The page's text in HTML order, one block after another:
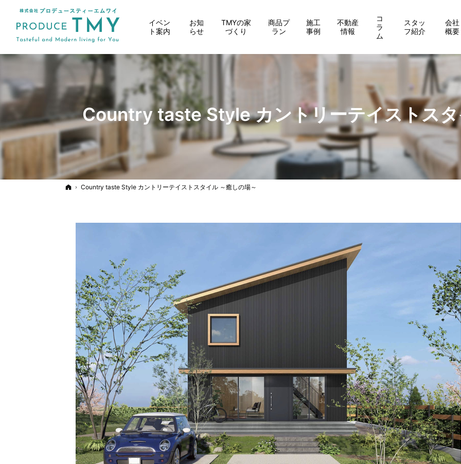
Country taste Style カントリーテイストス
ホーム
Country taste Style カントリーテイストスタイル ～癒しの場～
イベン
ト案内
お知
らせ
TMYの家
づくり
商品プ
ラン
施工
事例
不動産
情報
コ
ラ
ム
スタッ
フ紹介
会社
概要